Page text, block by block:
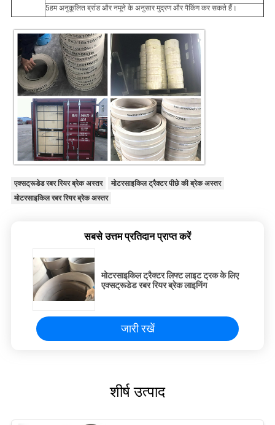
5हम अनुकूलित ब्रांड और नमूने के अनुसार मुद्रण और पैकिंग कर सकते हैं।
एक्सट्रूडेड रबर रियर ब्रेक अस्तर
मोटरसाइकिल ट्रैक्टर पीछे की ब्रेक अस्तर
मोटरसाइकिल रबर रियर ब्रेक अस्तर
सबसे उत्तम प्रतिदान प्राप्त करें
मोटरसाइकिल ट्रैक्टर लिफ्ट लाइट ट्रक के लिए
एक्सट्रूडेड रबर रियर ब्रेक लाइनिंग
जारी रखें
शीर्ष उत्पाद